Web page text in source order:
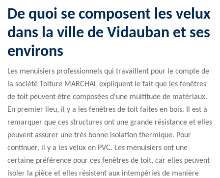
De quoi se composent les velux
dans la ville de Vidauban et ses
environs
Les menuisiers professionnels qui travaillent pour le compte de
la société Toiture MARCHAL expliquent le fait que les fenêtres
de toit peuvent être composées d'une multitude de matériaux.
En premier lieu, il y a les fenêtres de toit faites en bois. Il est à
remarquer que ces structures ont une grande résistance et elles
peuvent assurer une très bonne isolation thermique. Pour
continuer, il y a les velux en PVC. Les menuisiers ont une
certaine préférence pour ces fenêtres de toit, car elles peuvent
isoler la pièce et elles résistent aux intempéries de manière